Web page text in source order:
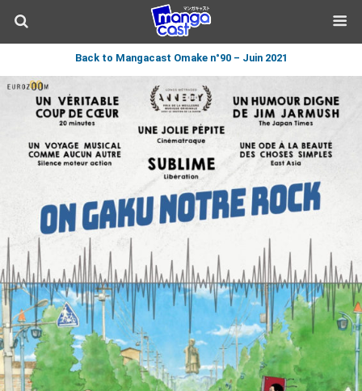
Back to Mangacast Omake n°90 – Juin 2021